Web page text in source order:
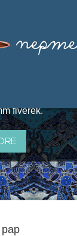
elbeszélésekből,
ismert gyűjtők
mint Benedek
fivérek.